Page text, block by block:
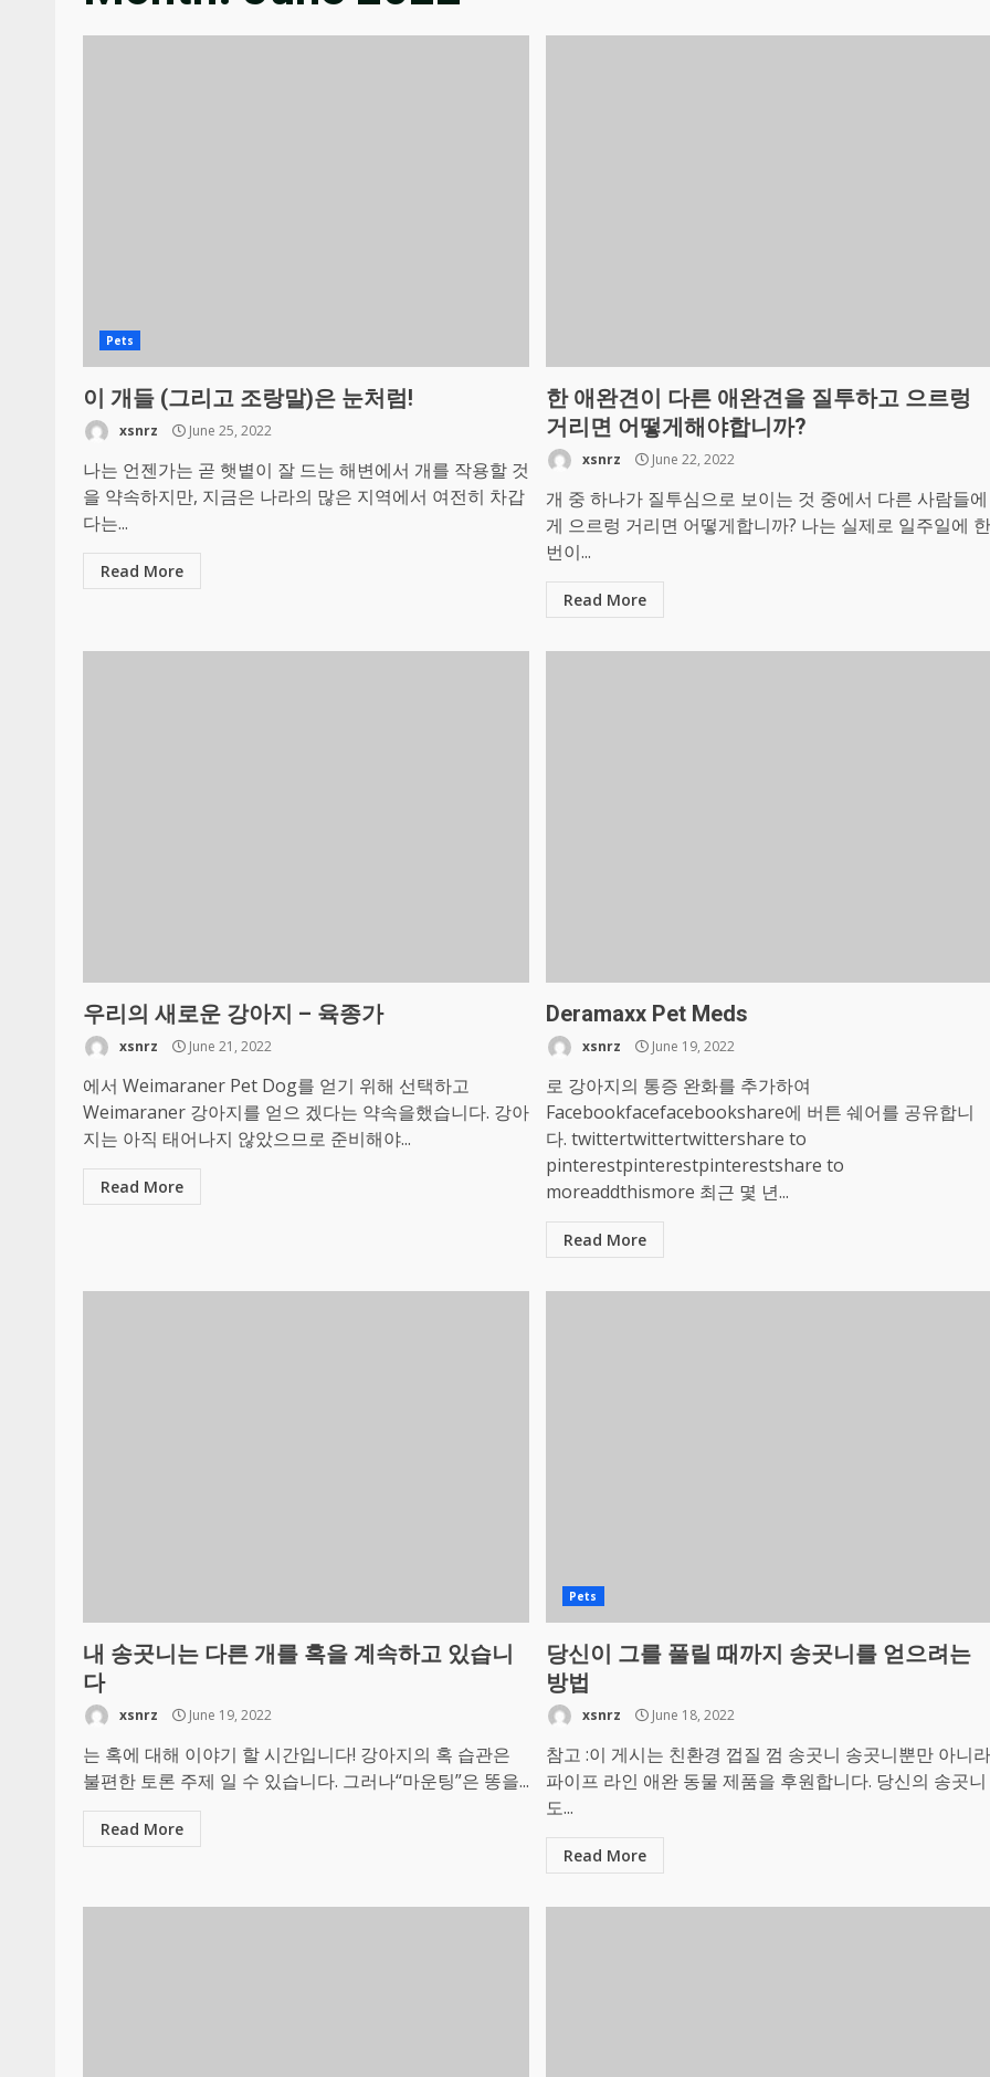
Pets
이 개들 (그리고 조랑말)은 눈처럼!
xsnrz June 25, 2022
나는 언젠가는 곧 햇볕이 잘 드는 해변에서 개를 작용할 것
을 약속하지만, 지금은 나라의 많은 지역에서 여전히 차갑
다는...
Read More
한 애완견이 다른 애완견을 질투하고 으르렁
거리면 어떻게해야합니까?
xsnrz June 22, 2022
개 중 하나가 질투심으로 보이는 것 중에서 다른 사람들에
게 으르렁 거리면 어떻게합니까? 나는 실제로 일주일에
번이...
Read More
우리의 새로운 강아지 – 육종가
xsnrz June 21, 2022
에서 Weimaraner Pet Dog를 얻기 위해 선택하고
Weimaraner 강아지를 얻으 겠다는 약속을했습니다. 강아
지는 아직 태어나지 않았으므로 준비해야...
Read More
Deramaxx Pet Meds
xsnrz June 19, 2022
로 강아지의 통증 완화를 추가하여
Facebookfacefacebookshare에 버튼 쉐어를 공유합니
다. twittertwittertwittershare to
pinterestpinterestpinterestshare to
moreaddthismore 최근 몇 년...
Read More
내 송곳니는 다른 개를 혹을 계속하고 있습니
다
xsnrz June 19, 2022
는 혹에 대해 이야기 할 시간입니다! 강아지의 혹 습관은
불편한 토론 주제 일 수 있습니다. 그러나“마운팅”은 똥을...
Read More
Pets
당신이 그를 풀릴 때까지 송곳니를 얻으려는
방법
xsnrz June 18, 2022
참고 :이 게시는 친환경 껍질 껌 송곳니 송곳니뿐만 아니
파이프 라인 애완 동물 제품을 후원합니다. 당신의 송곳니
도...
Read More